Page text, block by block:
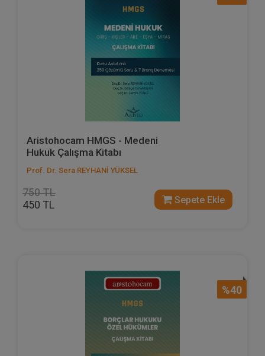
Aristohocam HMGS - Medeni
Hukuk Çalışma Kitabı
Prof. Dr. Sera REYHANİ YÜKSEL
750 TL
450 TL Sepete Ekle
%40